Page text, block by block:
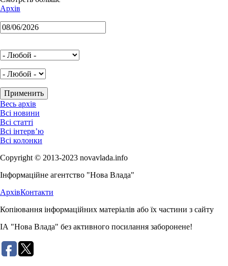
Архів
Весь архів
Всі новини
Всі статті
Всі інтерв’ю
Всі колонки
Copyright © 2013-2023 novavlada.info
Інформаційне агентство "Нова Влада"
АрхівКонтакти
Копіювання інформаційних матеріалів або їх частини з сайту
ІА "Нова Влада" без активного посилання заборонене!